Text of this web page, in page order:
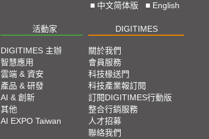
■ 中文简体版 ■ English
活動家 DIGITIMES
DIGITIMES 主辦
智慧應用
雲端 & 資安
產品 & 研發
AI & 創新
其他
AI EXPO Taiwan
關於我們
會員服務
科技椽送門
科技產業報訂閱
訂閱DIGITIMES行動版
整合行銷服務
人才招募
聯絡我們